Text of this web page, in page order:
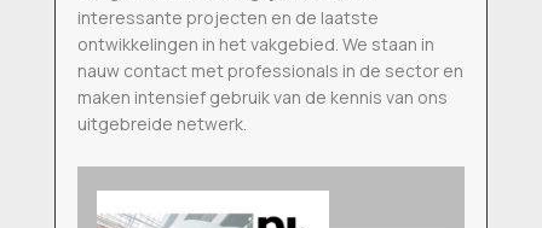
interessante projecten en de laatste
ontwikkelingen in het vakgebied. We staan in
nauw contact met professionals in de sector en
maken intensief gebruik van de kennis van ons
uitgebreide netwerk.